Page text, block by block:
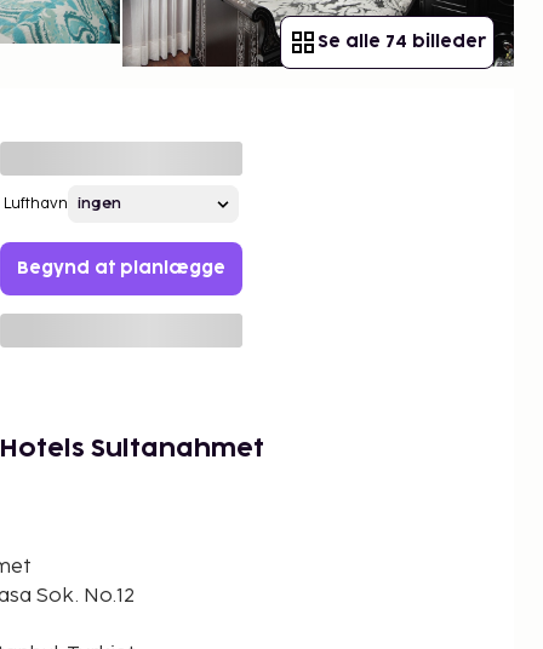
Se alle 74 billeder
Lufthavn
Begynd at planlægge
Sultanahmet
Sok. No.12